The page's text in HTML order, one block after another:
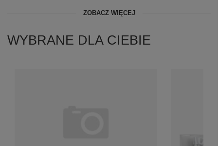
ZOBACZ WIĘCEJ
WYBRANE DLA CIEBIE